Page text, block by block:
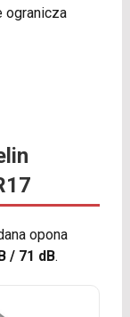
ogranicza
opona
/ 71 dB.